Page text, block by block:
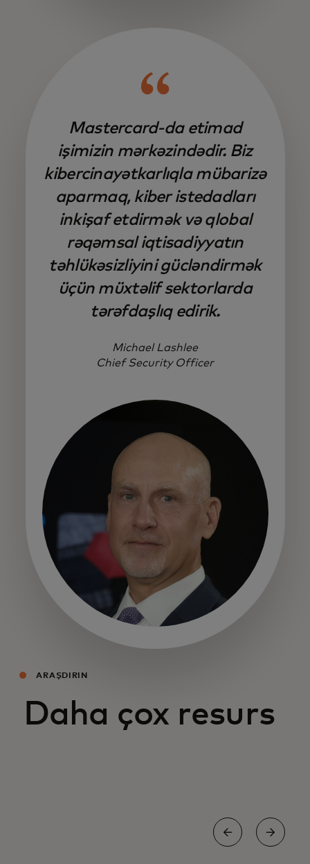
Mastercard-da etimad
işimizin mərkəzindədir. Biz
kibercinayətkarlıqla mübarizə
aparmaq, kiber istedadları
inkişaf etdirmək və qlobal
rəqəmsal iqtisadiyyatın
təhlükəsizliyini gücləndirmək
üçün müxtəlif sektorlarda
tərəfdaşlıq edirik.
Michael Lashlee
Chief Security Officer
opens in a new tab
ARAŞDIRIN
Daha çox resurs